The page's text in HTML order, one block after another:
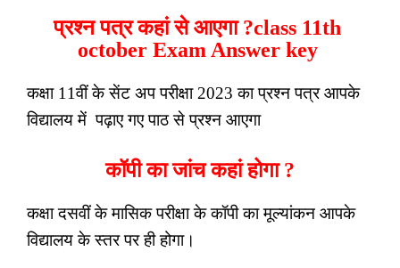
प्रश्न पत्र कहां से आएगा ?class 11th
october Exam Answer key
कक्षा 11वीं के सेंट अप परीक्षा 2023 का प्रश्न पत्र आपके
विद्यालय में पढ़ाए गए पाठ से प्रश्न आएगा
कॉपी का जांच कहां होगा ?
कक्षा दसवीं के मासिक परीक्षा के कॉपी का मूल्यांकन आपके
विद्यालय के स्तर पर ही होगा।